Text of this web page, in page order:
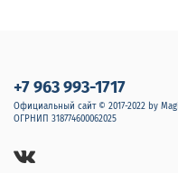
+7 963 993-1717
Официальный сайт © 2017-2022 by
ОГРНИП 318774600062025